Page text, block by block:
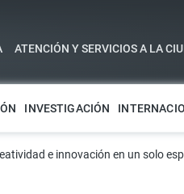
ATENCIÓN Y SERVICIOS A LA
INVESTIGACIÓN
e innovación en un solo